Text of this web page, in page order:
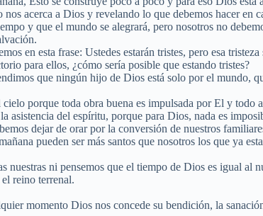
acerca a Dios y revelando lo que debemos hacer en
y que el mundo se alegrará, pero nosotros no
en esta frase: Ustedes estarán tristes, pero esa
para ellos, ¿cómo sería posible que estando tristes?
que ningún hijo de Dios está solo por el mundo,
porque toda obra buena es impulsada por El y todo
asistencia del espíritu, porque para Dios, nada es
dejar de orar por la conversión de nuestros
pueden ser más santos que nosotros los que ya
nuestras ni pensemos que el tiempo de Dios es igual al
reino terrenal.
momento Dios nos concede su bendición, la